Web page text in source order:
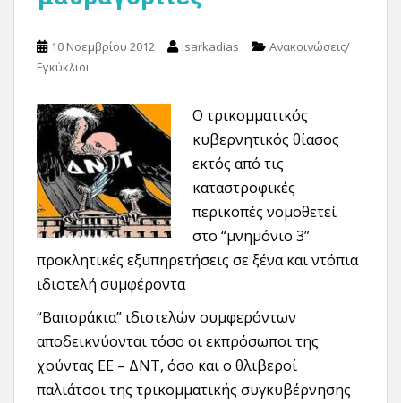
10 Νοεμβρίου 2012 isarkadias
Ανακοινώσεις/
Εγκύκλιοι
Ο τρικομματικός
κυβερνητικός θίασος
εκτός από τις
καταστροφικές
περικοπές νομοθετεί
στο “μνημόνιο 3”
προκλητικές εξυπηρετήσεις σε ξένα και ντόπια
ιδιοτελή συμφέροντα
“Βαποράκια” ιδιοτελών συμφερόντων
αποδεικνύονται τόσο οι εκπρόσωποι της
χούντας ΕΕ – ΔΝΤ, όσο και ο θλιβεροί
παλιάτσοι της τρικομματικής συγκυβέρνησης